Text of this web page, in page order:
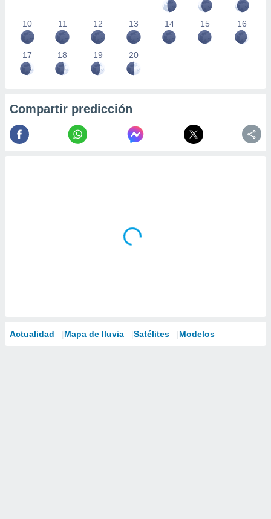
10 11 12 13 14 15 16
17 18 19 20
Compartir predicción
Actualidad Mapa de lluvia Satélites Modelos